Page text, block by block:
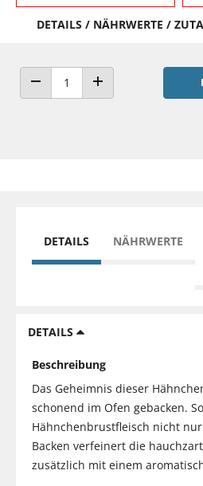
DETAILS / NÄHRWERTE /
ANZAHL VERRINGERNANZAHL ERHÖHEN
DETAILS NÄHRWERTE
DETAILS
Beschreibung
Das Geheimnis dieser
schonend im Ofen gebacken.
Hähnchenbrustfleisch nicht
Backen verfeinert die
zusätzlich mit einem